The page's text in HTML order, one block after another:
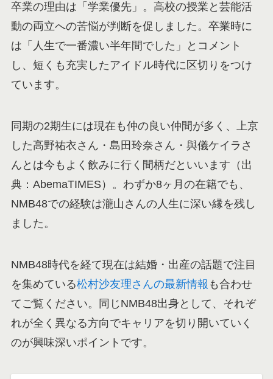
卒業の理由は「学業優先」。高校の授業と芸能活
動の両立への苦悩が判断を促しました。卒業時に
は「人生で一番濃い半年間でした」とコメント
し、短くも充実したアイドル時代に区切りをつけ
ています。
同期の2期生には現在も仲の良い仲間が多く、上京
した高野祐衣さん・島田玲奈さん・與儀ケイラさ
んとは今もよく飲みに行く間柄だといいます（出
典：AbemaTIMES）。わずか8ヶ月の在籍でも、
NMB48での経験は瀧山さんの人生に深い縁を残し
ました。
NMB48時代を経て現在は結婚・出産の話題で注目
を集めている松村沙友理さんの最新情報 も合わせ
てご覧ください。同じNMB48出身として、それぞ
れが全く異なる方向でキャリアを切り開いていく
のが興味深いポイントです。